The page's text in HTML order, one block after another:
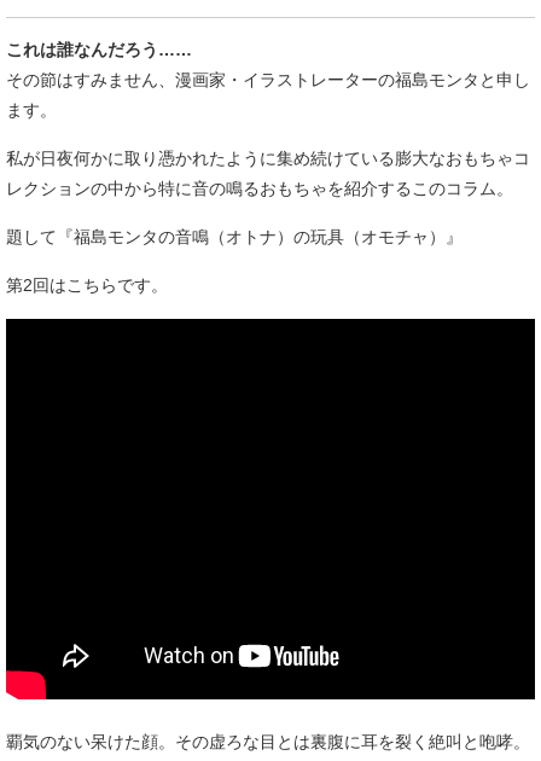
これは誰なんだろう……
その節はすみません、漫画家・イラストレーターの福島モンタと申し
ます。
私が日夜何かに取り憑かれたように集め続けている膨大なおもちゃコ
レクションの中から特に音の鳴るおもちゃを紹介するこのコラム。
題して『福島モンタの音鳴（オトナ）の玩具（オモチャ）』
第2回はこちらです。
覇気のない呆けた顔。その虚ろな目とは裏腹に耳を裂く絶叫と咆哮。